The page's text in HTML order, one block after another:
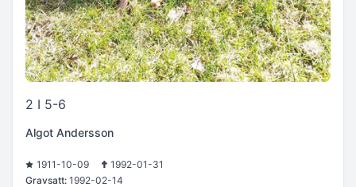
2 I 5-6
Algot Andersson
1911-10-09
1992-01-31
Gravsatt: 1992-02-14